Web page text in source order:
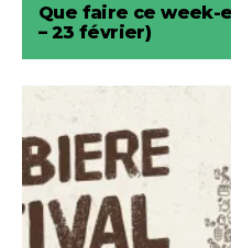
Que faire ce week-
– 23 février)